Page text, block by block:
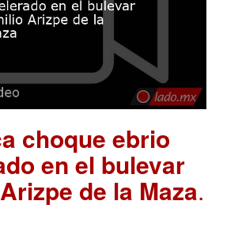
choque ebrio
en el bulevar
de la Maza.